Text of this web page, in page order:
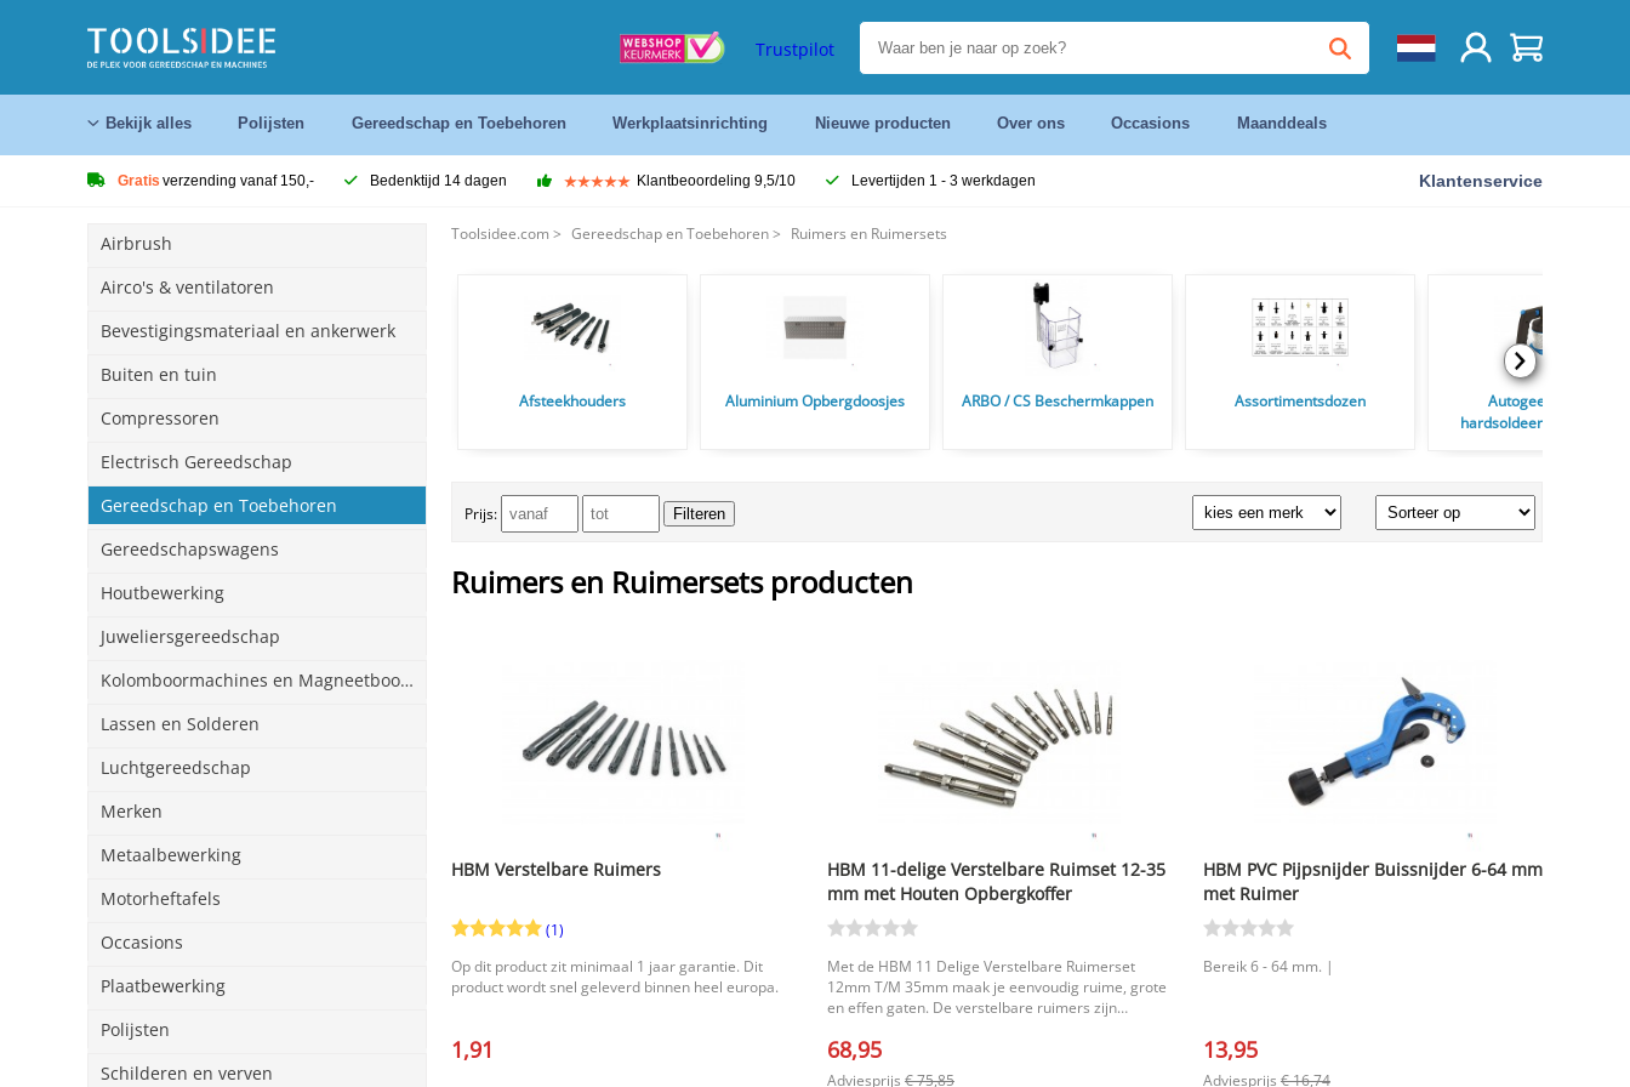
Trustpilot
Bekijk alles Polijsten Gereedschap en Toebehoren Werkplaatsinrichting Nieuwe producten Over ons Occasions Maanddeals
Gratis verzending vanaf 150,- Bedenktijd 14 dagen Klantbeoordeling 9,5/10 Levertijden 1 - 3 werkdagen Klantenservice
Airbrush
Airco's & ventilatoren
Bevestigingsmateriaal en ankerwerk
Buiten en tuin
Compressoren
Electrisch Gereedschap
Gereedschap en Toebehoren
Gereedschapswagens
Houtbewerking
Juweliersgereedschap
Kolomboormachines en Magneetboormachines
Lassen en Solderen
Luchtgereedschap
Merken
Metaalbewerking
Motorheftafels
Occasions
Plaatbewerking
Polijsten
Schilderen en verven
Toolsidee.com > Gereedschap en Toebehoren> Ruimers en Ruimersets
Afsteekhouders Aluminium Opbergdoosjes ARBO / CS Beschermkappen Assortimentsdozen
Autogeen las en
hardsoldeertoestelen en
Prijs:
Ruimers en Ruimersets producten
HBM Verstelbare Ruimers
(1)
Op dit product zit minimaal 1 jaar garantie. Dit
product wordt snel geleverd binnen heel europa.
1,91
HBM 11-delige Verstelbare Ruimset 12-35
mm met Houten Opbergkoffer
Met de HBM 11 Delige Verstelbare Ruimerset
12mm T/M 35mm maak je eenvoudig ruime, grote
en effen gaten. De verstelbare ruimers zijn
freesmachine of een ander gelijkaardig apparaat,
68,95
Adviesprijs € 75,85
HBM PVC Pijpsnijder Buissnijder 6-64 mm
met Ruimer
Bereik 6 - 64 mm. |
13,95
Adviesprijs € 16,74